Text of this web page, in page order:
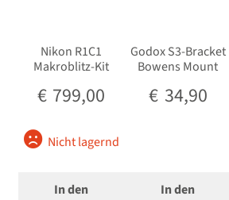
Nikon R1C1
Makroblitz-Kit
€ 799,00
Nicht lagernd
In den
Godox S3-Bracket
Bowens Mount
€ 34,90
In den